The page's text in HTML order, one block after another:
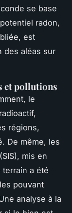
se base
radon,
est
des aléas sur
et pollutions
le
régions,
De même, les
(SIS), mis en
terrain a été
pouvant
analyse à la